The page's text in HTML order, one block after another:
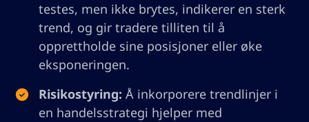
testes, men ikke brytes, indikerer en sterk
trend, og gir tradere tilliten til å
opprettholde sine posisjoner eller øke
eksponeringen.
Risikostyring: Å inkorporere trendlinjer i
en handelsstrategi hjelper med